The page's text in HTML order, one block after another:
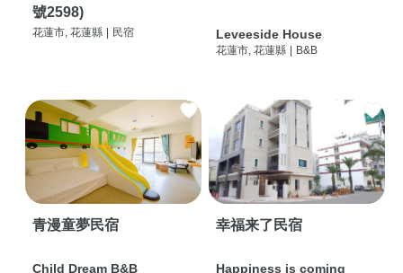
號2598)
花蓮市, 花蓮縣 民宿 Leveeside House
花蓮市, 花蓮縣 B&B
青漫童夢民宿
Child Dream B&B
幸福来了民宿
Happiness is coming